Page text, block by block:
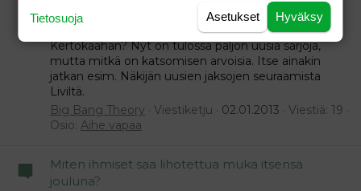
Uusia tulevia sarjoja joita kannattaa alkaa
seuraamaan?
Kertokaahan? Nyt on tulossa paljon uusia sarjoja,
mutta mitkä on katsomisen arvoisia. Itse ainakin
jatkan esim. Näkijän uusien jaksojen seuraamista
Liviltä.
Big Bang Theory
Viestiketju 02.01.2013
Viestiä: 19
Osio: Aihe vapaa
Miten ihmiset saa lihotettua muka itsensä
jouluna?
Hyväksy
Asetukset
Tietosuoja